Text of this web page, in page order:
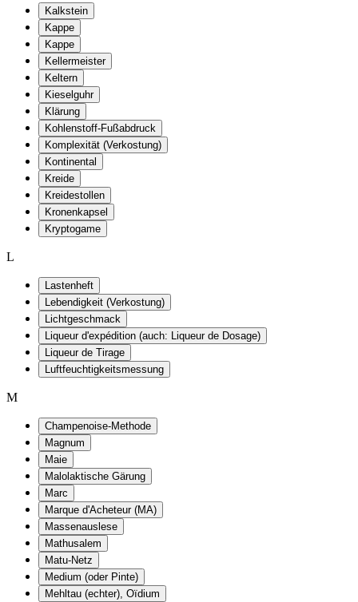
Kalkstein
Kappe
Kappe
Kellermeister
Keltern
Kieselguhr
Klärung
Kohlenstoff-Fußabdruck
Komplexität (Verkostung)
Kontinental
Kreide
Kreidestollen
Kronenkapsel
Kryptogame
L
Lastenheft
Lebendigkeit (Verkostung)
Lichtgeschmack
Liqueur d'expédition (auch: Liqueur de Dosage)
Liqueur de Tirage
Luftfeuchtigkeitsmessung
M
Champenoise-Methode
Magnum
Maie
Malolaktische Gärung
Marc
Marque d'Acheteur (MA)
Massenauslese
Mathusalem
Matu-Netz
Medium (oder Pinte)
Mehltau (echter), Oïdium